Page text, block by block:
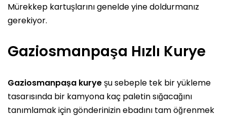
Mürekkep kartuşlarını genelde yine doldurmanız
gerekiyor.
Gaziosmanpaşa Hızlı Kurye
Gaziosmanpaşa kuryeşu sebeple tek bir yükleme
tasarısında bir kamyona kaç paletin sığacağını
tanımlamak için gönderinizin ebadını tam öğrenmek